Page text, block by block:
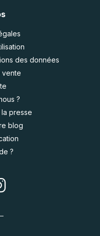
des données
vente
?
presse
blog
?